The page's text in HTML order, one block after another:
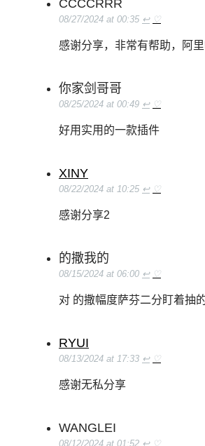
CCCCRRR
08/27/2024 at 00:35 ↩ ♡
感谢分享，非常有帮助，阿
你家剑哥哥
08/25/2024 at 00:49 ↩ ♡
好用实用的一款插件
XINY
08/22/2024 at 10:25 ↩ ♡
感谢分享2
的撒我的
08/15/2024 at 06:00 ↩ ♡
对 的撒幅度萨芬二分盯着抽
RYUI
08/13/2024 at 17:33 ↩ ♡
感谢无私分享
WANGLEI
08/12/2024 at 01:52 ↩ ♡